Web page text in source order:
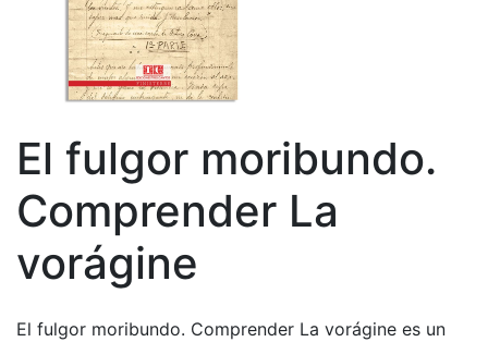
El fulgor moribundo.
Comprender La
vorágine
El fulgor moribundo. Comprender La vorágine es un